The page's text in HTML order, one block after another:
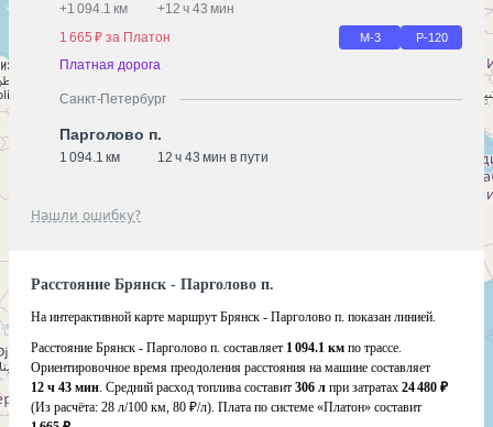
+1 094.1 км +12 ч 43 мин
1 665 ₽ за Платон
М-3 Р-120
Платная дорога
Санкт-Петербург
Парголово п.
1 094.1 км 12 ч 43 мин в пути
Нашли ошибку?
Расстояние Брянск - Парголово п.
На интерактивной карте маршрут Брянск - Парголово п. показан линией.
Расстояние Брянск - Парголово п. составляет 1 094.1 км по трассе.
Ориентировочное время преодоления расстояния на машине составляет
12 ч 43 мин. Средний расход топлива составит 306 л при затратах 24 480 ₽
(Из расчёта: 28 л/100 км, 80 ₽/л). Плата по системе «Платон» составит